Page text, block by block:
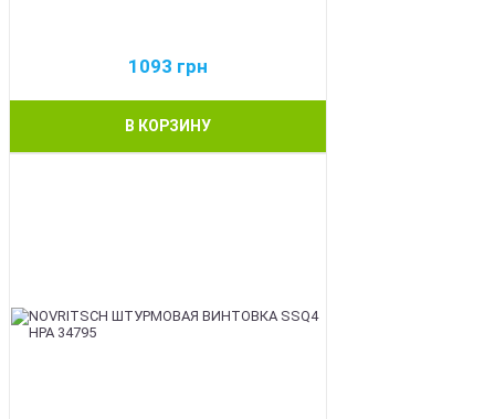
1093 грн
В КОРЗИНУ